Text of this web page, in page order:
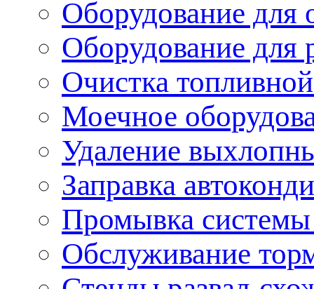
Оборудование для
Оборудование для
Очистка
Моечное
Удаление
Заправка
Промывка
Обслуживание